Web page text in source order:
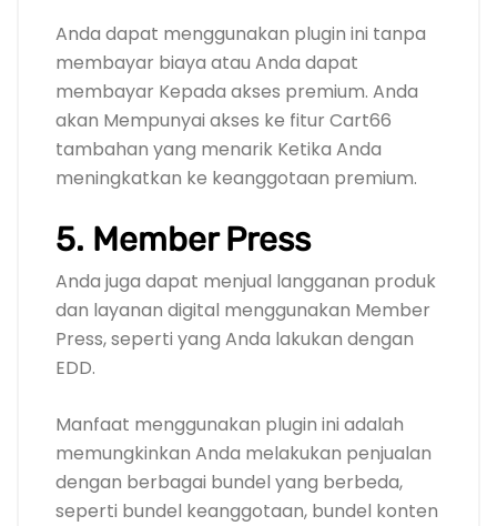
Anda dapat menggunakan plugin ini tanpa
membayar biaya atau Anda dapat
membayar Kepada akses premium. Anda
akan Mempunyai akses ke fitur Cart66
tambahan yang menarik Ketika Anda
meningkatkan ke keanggotaan premium.
5. Member Press
Anda juga dapat menjual langganan produk
dan layanan digital menggunakan Member
Press, seperti yang Anda lakukan dengan
EDD.
Manfaat menggunakan plugin ini adalah
memungkinkan Anda melakukan penjualan
dengan berbagai bundel yang berbeda,
seperti bundel keanggotaan, bundel konten